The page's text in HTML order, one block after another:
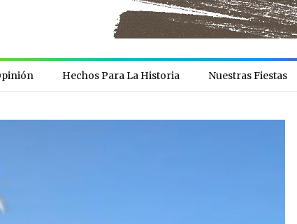
Hechos Para La Historia Nuestras Fiestas